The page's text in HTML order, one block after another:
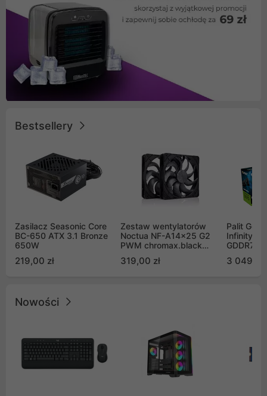
Bestsellery
Zasilacz Seasonic Core
BC-650 ATX 3.1 Bronze
650W
219,00 zł
Zestaw wentylatorów
Noctua NF-A14x25 G2
PWM chromax.black
Push Pull (2szt)
319,00 zł
Palit
Infinity 3
GDDR7
GB2050S)
3 049,00
Nowości